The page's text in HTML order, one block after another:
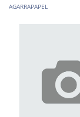
AGARRAPAPEL